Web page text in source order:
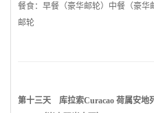
餐食：早餐（豪华邮轮）中餐（豪
邮轮
第十三天 库拉索Curacao 荷属安地